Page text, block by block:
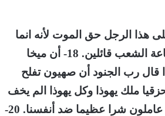
على هذا الرجل حق الموت لأنه انما
كلمنا باسم الرب الهنا. 17- فقام اناس من شيوخ الأرض وكلموا كل جماعة الشعب قائلين. 18- أن ميخا
قال رب الجنود أن صهيون تفلح
شوامخ وعر. 19- هل قتلا قتله حزقيا ملك يهوذا وكل يهوذا الم يخف
الرب وطلب وجه الرب فندم الرب عن الشر الذي تكلم به عليهم فنحن عاملون شرا عظيما ضد أنفسنا. 20-